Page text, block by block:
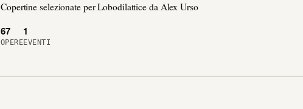
Copertine selezionate per Lobodilattice da Alex Urso
67
OPERE
1
EVENTI